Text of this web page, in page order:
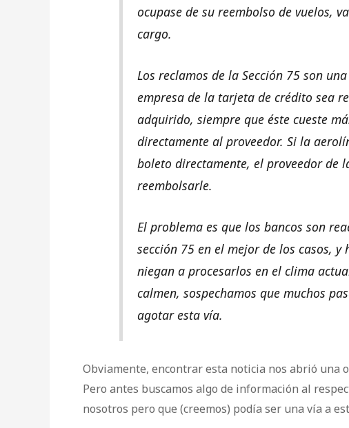
ocupase de su reembolso de vuelos,
cargo.
Los reclamos de la Sección 75 son
empresa de la tarjeta de crédito sea
adquirido, siempre que éste cueste
directamente al proveedor. Si la
boleto directamente, el proveedor de
reembolsarle.
El problema es que los bancos son
sección 75 en el mejor de los casos,
niegan a procesarlos en el clima
calmen, sospechamos que muchos
agotar esta vía.
Obviamente, encontrar esta noticia nos abrió una
Pero antes buscamos algo de información al
nosotros pero que (creemos) podía ser una vía a